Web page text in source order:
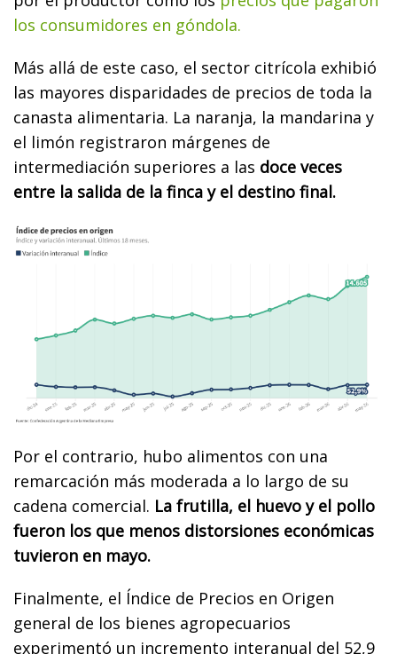
los consumidores en góndola.
Más allá de este caso, el sector citrícola exhibió
las mayores disparidades de precios de toda la
canasta alimentaria. La naranja, la mandarina y
el limón registraron márgenes de
intermediación superiores a las doce veces
entre la salida de la finca y el destino final.
Por el contrario, hubo alimentos con una
remarcación más moderada a lo largo de su
cadena comercial. La frutilla, el huevo y el pollo
fueron los que menos distorsiones económicas
tuvieron en mayo.
Finalmente, el Índice de Precios en Origen
general de los bienes agropecuarios
experimentó un incremento interanual del 52,9